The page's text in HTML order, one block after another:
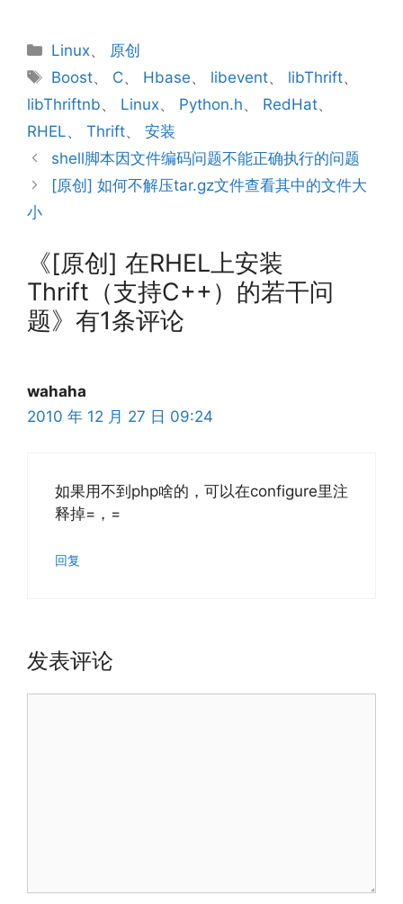
分
类
Linux、 原创
标
签
Boost、 C、 Hbase、 libevent、 libThrift、
libThriftnb、 Linux、 Python.h、 RedHat、
RHEL、 Thrift、 安装
shell脚本因文件编码问题不能正确执行的问题
[原创] 如何不解压tar.gz文件查看其中的文件大
小
《[原创] 在RHEL上安装
Thrift（支持C++）的若干问
题》有1条评论
wahaha
2010 年 12 月 27 日 09:24
如果用不到php啥的，可以在configure里注
释掉=，=
回复
发表评论